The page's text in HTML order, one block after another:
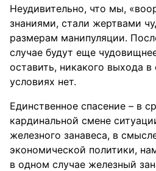
Неудивительно, что мы,
знаниями, стали жертвами
размерам манипуляции.
случае будут еще
оставить, никакого выхода
условиях нет.
Единственное спасение – в
кардинальной смене
железного занавеса, в
экономической политики,
в одном случае железный